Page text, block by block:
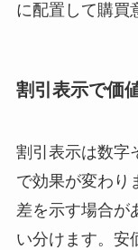
に配置して購買
割引表示で価
割引表示は数字
で効果が変わり
差を示す場合が
い分けます。安